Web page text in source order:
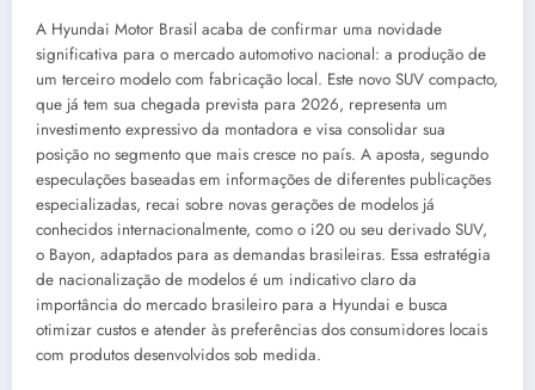
A Hyundai Motor Brasil acaba de confirmar uma novidade
significativa para o mercado automotivo nacional: a produção de
um terceiro modelo com fabricação local. Este novo SUV compacto,
que já tem sua chegada prevista para 2026, representa um
investimento expressivo da montadora e visa consolidar sua
posição no segmento que mais cresce no país. A aposta, segundo
especulações baseadas em informações de diferentes publicações
especializadas, recai sobre novas gerações de modelos já
conhecidos internacionalmente, como o i20 ou seu derivado SUV,
o Bayon, adaptados para as demandas brasileiras. Essa estratégia
de nacionalização de modelos é um indicativo claro da
importância do mercado brasileiro para a Hyundai e busca
otimizar custos e atender às preferências dos consumidores locais
com produtos desenvolvidos sob medida.